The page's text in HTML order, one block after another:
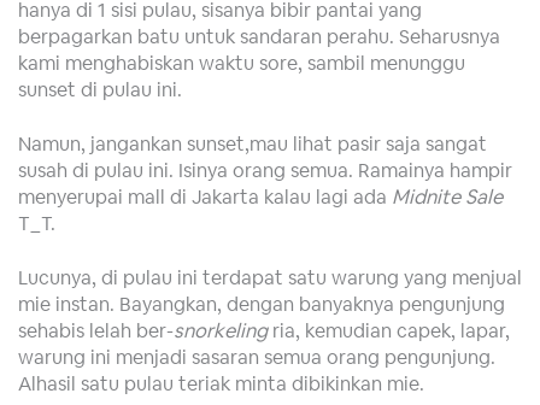
hanya di 1 sisi pulau, sisanya bibir pantai yang
berpagarkan batu untuk sandaran perahu. Seharusnya
kami menghabiskan waktu sore, sambil menunggu
sunset di pulau ini.
Namun, jangankan sunset,mau lihat pasir saja sangat
susah di pulau ini. Isinya orang semua. Ramainya hampir
menyerupai mall di Jakarta kalau lagi ada Midnite Sale
T_T.
Lucunya, di pulau ini terdapat satu warung yang menjual
mie instan. Bayangkan, dengan banyaknya pengunjung
sehabis lelah ber-snorkelingria, kemudian capek, lapar,
warung ini menjadi sasaran semua orang pengunjung.
Alhasil satu pulau teriak minta dibikinkan mie.